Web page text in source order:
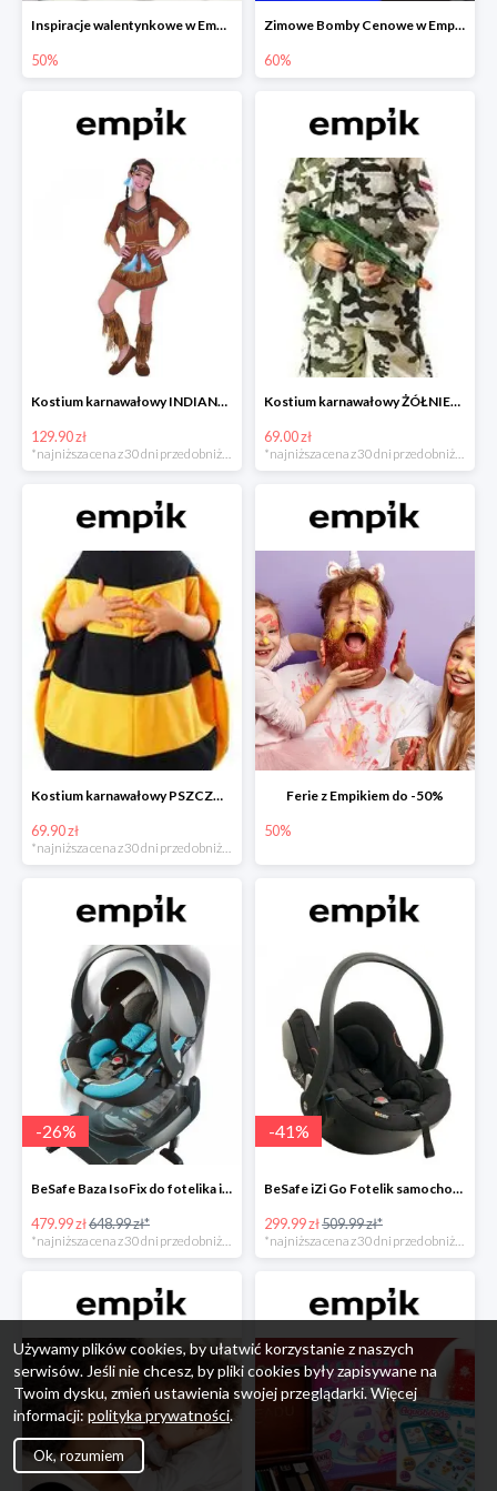
Inspiracje walentynkowe w Empiku do -50%
50%
Zimowe Bomby Cenowe w Empiku do -60%
60%
Kostium karnawałowy INDIANKA
129.90 zł
*najniższa cena z 30 dni przed obniżką
Kostium karnawałowy ŻÓŁNIERZ
69.00 zł
*najniższa cena z 30 dni przed obniżką
Kostium karnawałowy PSZCZÓŁKA
69.90 zł
Ferie z Empikiem do -50%
50%
-26%
BeSafe Baza IsoFix do fotelika iZi Go -26%
479.99 zł648.99 zł*
*najniższa cena z 30 dni przed obniżką
-41%
BeSafe iZi Go Fotelik samochodowy, 0-13 kg, Czarny Cab -41%
299.99 zł509.99 zł*
*najniższa cena z 30 dni przed obniżką
Używamy plików cookies, by ułatwić korzystanie z naszych
serwisów. Jeśli nie chcesz, by pliki cookies były zapisywane na
Twoim dysku, zmień ustawienia swojej przeglądarki. Więcej
informacji: polityka prywatności.
Ok, rozumiem